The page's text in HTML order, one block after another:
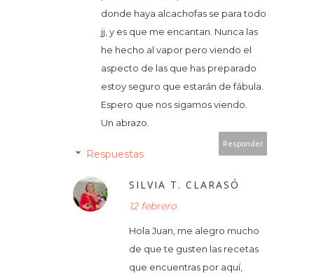
donde haya alcachofas se para todo
jj, y es que me encantan. Nunca las
he hecho al vapor pero viendo el
aspecto de las que has preparado
estoy seguro que estarán de fábula.
Espero que nos sigamos viendo.
Un abrazo.
Responder
Respuestas
SILVIA T. CLARASÓ
12 febrero
Hola Juan, me alegro mucho
de que te gusten las recetas
que encuentras por aquí,